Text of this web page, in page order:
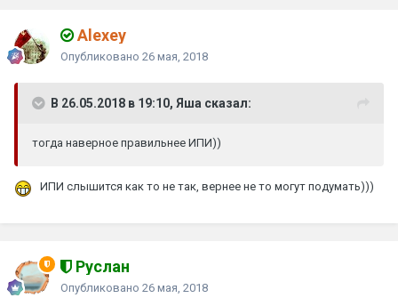
Alexey
Опубликовано 26 мая, 2018
В 26.05.2018 в 19:10, Яшa сказал:
тогда наверное правильнее ИПИ))
ИПИ слышится как то не так, вернее не то могут подумать)))
Руслан
Опубликовано 26 мая, 2018